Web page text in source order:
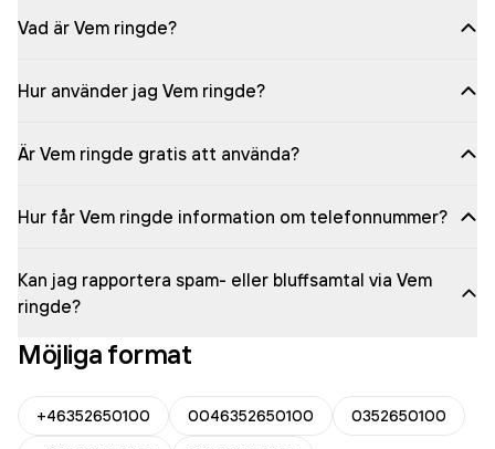
Vad är Vem ringde?
Hur använder jag Vem ringde?
Är Vem ringde gratis att använda?
Hur får Vem ringde information om telefonnummer?
Kan jag rapportera spam- eller bluffsamtal via Vem
ringde?
Möjliga format
+46352650100 0046352650100
0352650100